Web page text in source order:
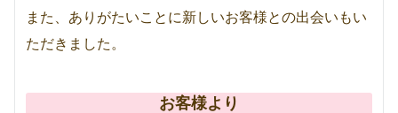
また、ありがたいことに新しいお客様との出会いもい
ただきました。
お客様より